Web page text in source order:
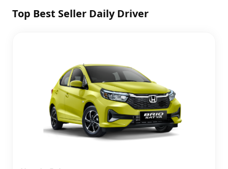
Top Best Seller Daily Driver